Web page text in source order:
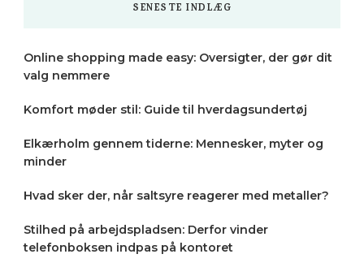
SENESTE INDLÆG
Online shopping made easy: Oversigter, der gør dit
valg nemmere
Komfort møder stil: Guide til hverdagsundertøj
Elkærholm gennem tiderne: Mennesker, myter og
minder
Hvad sker der, når saltsyre reagerer med metaller?
Stilhed på arbejdspladsen: Derfor vinder
telefonboksen indpas på kontoret